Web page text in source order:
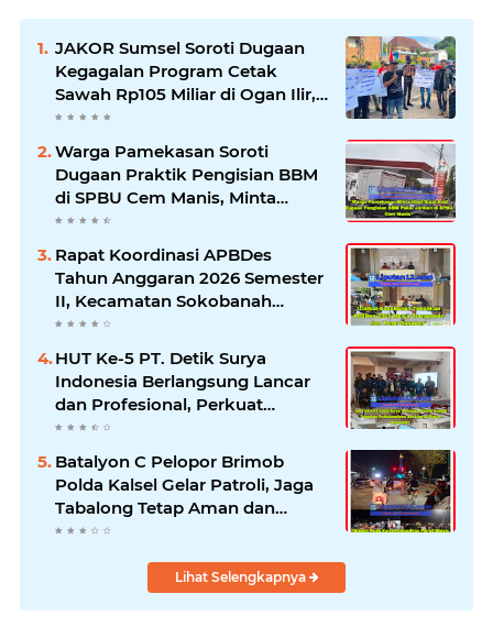
JAKOR Sumsel Soroti Dugaan
Kegagalan Program Cetak
Sawah Rp105 Miliar di Ogan Ilir,
Desak Kadis Pertanian Mundur
Warga Pamekasan Soroti
Dugaan Praktik Pengisian BBM
di SPBU Cem Manis, Minta
Klarifikasi dan Pengawasan
Rapat Koordinasi APBDes
Tahun Anggaran 2026 Semester
II, Kecamatan Sokobanah
Libatkan 12 Desa
HUT Ke-5 PT. Detik Surya
Indonesia Berlangsung Lancar
dan Profesional, Perkuat
Kompetensi Wartawan
Batalyon C Pelopor Brimob
Polda Kalsel Gelar Patroli, Jaga
Tabalong Tetap Aman dan
Kondusif
Lihat Selengkapnya